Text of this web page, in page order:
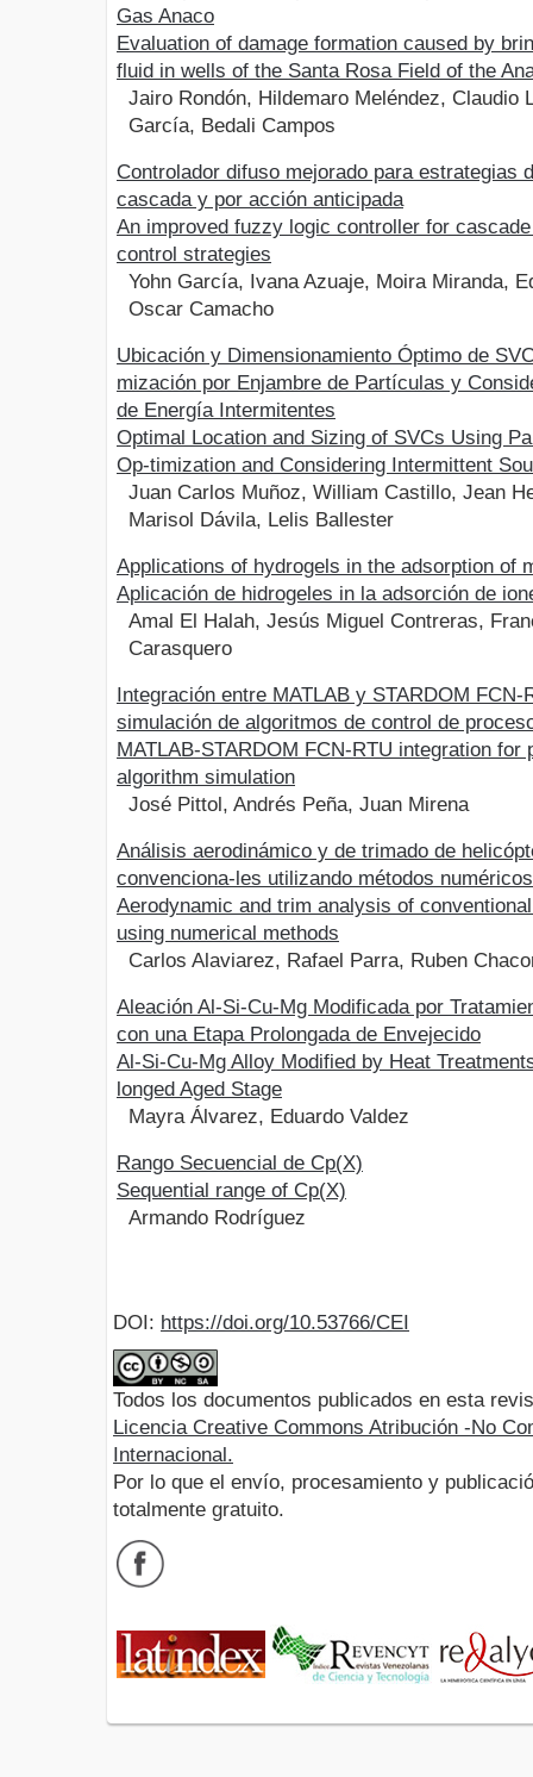
Gas Anaco
Evaluation of damage formation caused by
fluid in wells of the Santa Rosa Field of the
Jairo Rondón, Hildemaro Meléndez, Claudio
García, Bedali Campos
Controlador difuso mejorado para estrategias
cascada y por acción anticipada
An improved fuzzy logic controller for
control strategies
Yohn García, Ivana Azuaje, Moira Miranda,
Oscar Camacho
Ubicación y Dimensionamiento Óptimo de
mización por Enjambre de Partículas y
de Energía Intermitentes
Optimal Location and Sizing of SVCs Using
Op-timization and Considering Intermittent
Juan Carlos Muñoz, William Castillo, Jean
Marisol Dávila, Lelis Ballester
Applications of hydrogels in the adsorption of
Aplicación de hidrogeles in la adsorción de
Amal El Halah, Jesús Miguel Contreras,
Carasquero
Integración entre MATLAB y STARDOM FCN-
simulación de algoritmos de control de
MATLAB-STARDOM FCN-RTU integration for
algorithm simulation
José Pittol, Andrés Peña, Juan Mirena
Análisis aerodinámico y de trimado de
convenciona-les utilizando métodos numéricos
Aerodynamic and trim analysis of
using numerical methods
Carlos Alaviarez, Rafael Parra, Ruben
Aleación Al-Si-Cu-Mg Modificada por
con una Etapa Prolongada de Envejecido
Al-Si-Cu-Mg Alloy Modified by Heat
longed Aged Stage
Mayra Álvarez, Eduardo Valdez
Rango Secuencial de Cp(X)
Sequential range of Cp(X)
Armando Rodríguez
DOI: https://doi.org/10.53766/CEI
Todos los documentos publicados en esta
Licencia Creative Commons Atribución -No
Internacional.
Por lo que el envío, procesamiento y
totalmente gratuito.